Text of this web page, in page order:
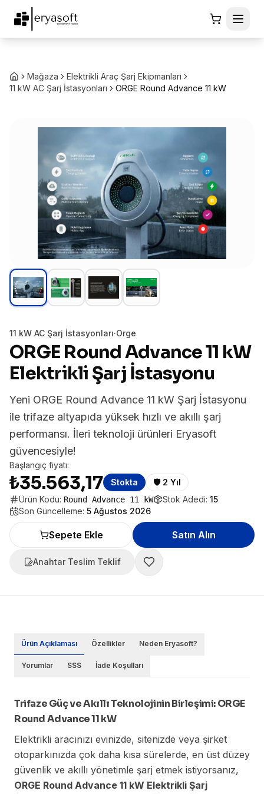
Mağaza
Elektrikli Araç Şarj Ekipmanları
11 kW AC Şarj İstasyonları
ORGE Round Advance 11 kW
11 kW AC Şarj İstasyonları·Orge
ORGE Round Advance 11 kW
Elektrikli Şarj İstasyonu
Yeni ORGE Round Advance 11 kW Şarj İstasyonu
ile trifaze altyapıda yüksek hızlı ve akıllı şarj
performansı. İleri teknoloji ürünleri Eryasoft
güvencesiyle!
Başlangıç fiyatı:
₺35.563,17 Stokta 🛡️ 2 Yıl
Ürün Kodu: Round Advance 11 kW Stok Adedi: 15
Son Güncelleme: 5 Ağustos 2026
Sepete Ekle Satın Alın
Anahtar Teslim Teklif
Ürün Açıklaması Özellikler Neden Eryasoft?
Yorumlar SSS İade Koşulları
Trifaze Güç ve Akıllı Teknolojinin Birleşimi: ORGE
Round Advance 11 kW
Elektrikli aracınızı evinizde, sitenizde veya şirket
otoparkınızda çok daha kısa sürelerde, en üst düzey
güvenlik ve akıllı yönetimle şarj etmek istiyorsanız,
ORGE Round Advance 11 kW Elektrikli Şarj